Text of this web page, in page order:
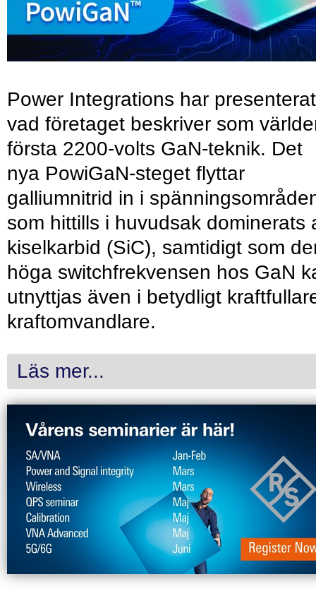
Power Integrations har presenterat
vad företaget beskriver som
första 2200-volts GaN-teknik. Det
nya PowiGaN-steget flyttar
galliumnitrid in i
som hittills i huvudsak dominerats
kiselkarbid (SiC), samtidigt som
höga switchfrekvensen hos GaN
utnyttjas även i betydligt
kraftomvandlare.
Läs mer...